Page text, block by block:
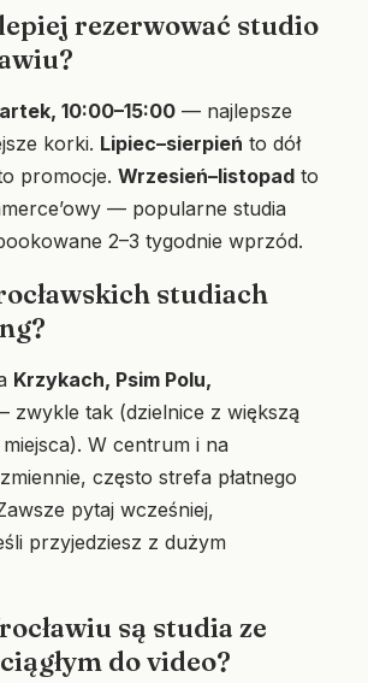
rezerwować studio
10:00–15:00 — najlepsze
korki. Lipiec–sierpień to dół
promocje. Wrzesień–listopad to
— popularne studia
2–3 tygodnie wprzód.
studiach
Krzykach, Psim Polu,
zwykle tak (dzielnice z większą
W centrum i na
często strefa płatnego
pytaj wcześniej,
przyjedziesz z dużym
są studia ze
do video?